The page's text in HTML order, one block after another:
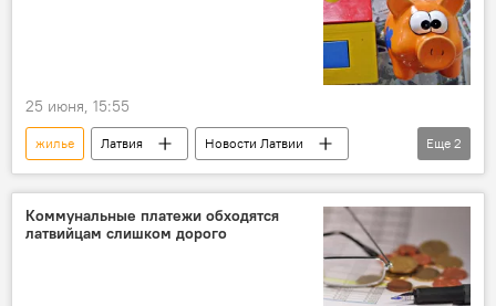
25 июня, 15:55
жилье Латвия
Новости Латвии
цены
рост цен
Еще 2
Коммунальные платежи обходятся
латвийцам слишком дорого